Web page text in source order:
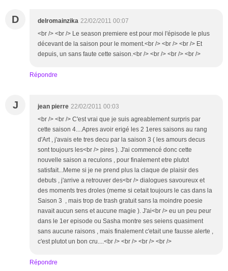
D delromainzika 22/02/2011 00:07
<br /> <br /> Le season premiere est pour moi l'épisode le plus
décevant de la saison pour le moment.<br /> <br /> <br /> Et
depuis, un sans faute cette saison.<br /> <br /> <br /> <br />
Répondre
J jean pierre 22/02/2011 00:03
<br /> <br /> C'est vrai que je suis agreablement surpris par
cette saison 4....Apres avoir erigé les 2 1eres saisons au rang
d'Art , j'avais ete tres decu par la saison 3 ( les amours decus
sont toujours les<br /> pires ). J'ai commencé donc cette
nouvelle saison a reculons , pour finalement etre plutot
satisfait...Meme si je ne prend plus la claque de plaisir des
debuts , j'arrive a retrouver des<br /> dialogues savoureux et
des moments tres droles (meme si cetait toujours le cas dans la
Saison 3 , mais trop de trash gratuit sans la moindre poesie
navait aucun sens et aucune magie ). J'ai<br /> eu un peu peur
dans le 1er episode ou Sasha montre ses seiens quasiment
sans aucune raisons , mais finalement c'etait une fausse alerte ,
c'est plutot un bon cru....<br /> <br /> <br /> <br />
Répondre